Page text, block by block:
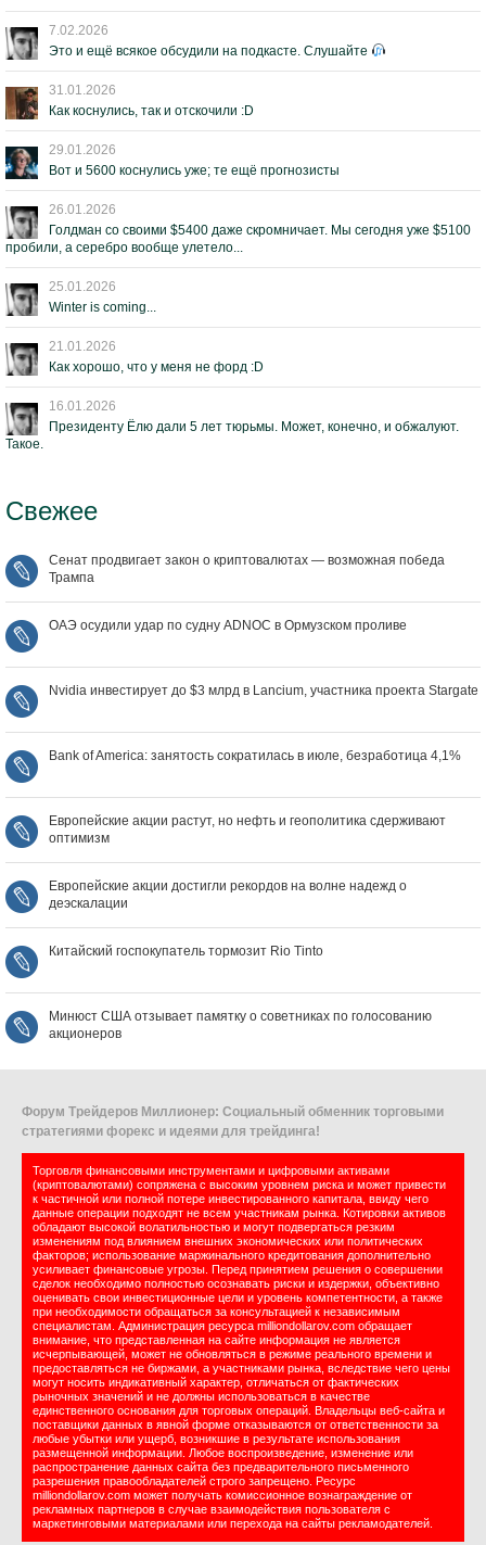
7.02.2026
Это и ещё всякое обсудили на подкасте. Слушайте
31.01.2026
Как коснулись, так и отскочили :D
29.01.2026
Вот и 5600 коснулись уже; те ещё прогнозисты
26.01.2026
Голдман со своими $5400 даже скромничает. Мы сегодня уже $5100
пробили, а серебро вообще улетело...
25.01.2026
Winter is coming...
21.01.2026
Как хорошо, что у меня не форд :D
16.01.2026
Президенту Ёлю дали 5 лет тюрьмы. Может, конечно, и обжалуют.
Такое.
Свежее
Сенат продвигает закон о криптовалютах — возможная победа
Трампа
ОАЭ осудили удар по судну ADNOC в Ормузском проливе
Nvidia инвестирует до $3 млрд в Lancium, участника проекта Stargate
Bank of America: занятость сократилась в июле, безработица 4,1%
Европейские акции растут, но нефть и геополитика сдерживают
оптимизм
Европейские акции достигли рекордов на волне надежд о
деэскалации
Китайский госпокупатель тормозит Rio Tinto
Минюст США отзывает памятку о советниках по голосованию
акционеров
Форум Трейдеров Миллионер: Социальный обменник торговыми
стратегиями форекс и идеями для трейдинга!
Торговля финансовыми инструментами и цифровыми активами
(криптовалютами) сопряжена с высоким уровнем риска и может привести
к частичной или полной потере инвестированного капитала, ввиду чего
данные операции подходят не всем участникам рынка. Котировки активов
обладают высокой волатильностью и могут подвергаться резким
изменениям под влиянием внешних экономических или политических
факторов; использование маржинального кредитования дополнительно
усиливает финансовые угрозы. Перед принятием решения о совершении
сделок необходимо полностью осознавать риски и издержки, объективно
оценивать свои инвестиционные цели и уровень компетентности, а также
при необходимости обращаться за консультацией к независимым
специалистам. Администрация ресурса milliondollarov.com обращает
внимание, что представленная на сайте информация не является
исчерпывающей, может не обновляться в режиме реального времени и
предоставляться не биржами, а участниками рынка, вследствие чего цены
могут носить индикативный характер, отличаться от фактических
рыночных значений и не должны использоваться в качестве
единственного основания для торговых операций. Владельцы веб-сайта и
поставщики данных в явной форме отказываются от ответственности за
любые убытки или ущерб, возникшие в результате использования
размещенной информации. Любое воспроизведение, изменение или
распространение данных сайта без предварительного письменного
разрешения правообладателей строго запрещено. Ресурс
milliondollarov.com может получать комиссионное вознаграждение от
рекламных партнеров в случае взаимодействия пользователя с
маркетинговыми материалами или перехода на сайты рекламодателей.